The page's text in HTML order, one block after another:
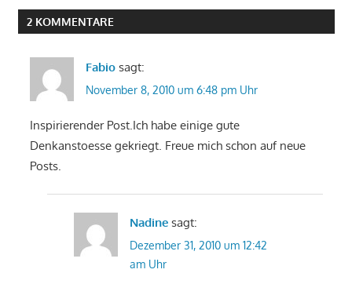
2 KOMMENTARE
Fabio sagt:
November 8, 2010 um 6:48 pm Uhr
Inspirierender Post.Ich habe einige gute
Denkanstoesse gekriegt. Freue mich schon auf neue
Posts.
Nadine sagt:
Dezember 31, 2010 um 12:42
am Uhr